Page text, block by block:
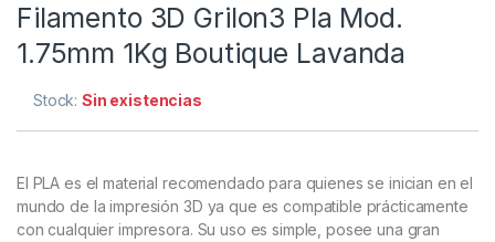
Filamento 3D Grilon3 Pla Mod.
1.75mm 1Kg Boutique Lavanda
Stock:Sin existencias
El PLA es el material recomendado para quienes se inician en el
mundo de la impresión 3D ya que es compatible prácticamente
con cualquier impresora. Su uso es simple, posee una gran